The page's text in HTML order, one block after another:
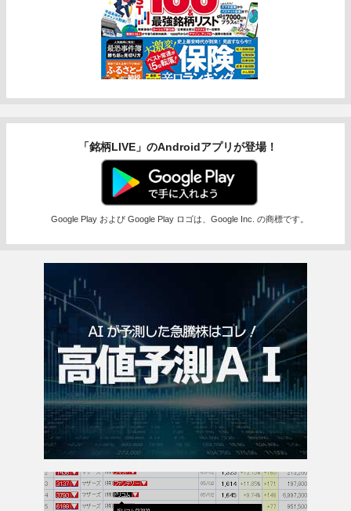
「銘柄LIVE」のAndroidアプリが登場！
Google Play および Google Play ロゴは、Google Inc. の商標です。